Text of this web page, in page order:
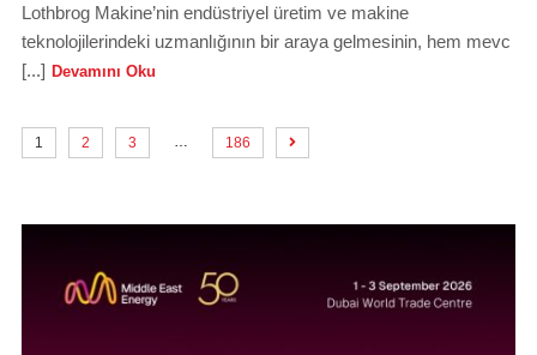
Lothbrog Makine’nin endüstriyel üretim ve makine
teknolojilerindeki uzmanlığının bir araya gelmesinin, hem mevc
[...] Devamını Oku
1 2 3 … 186